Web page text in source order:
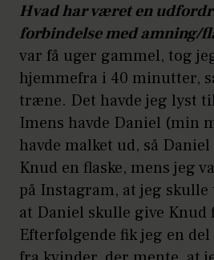
Hvad har været en
forbindelse med amning/
var få uger gammel, tog
hjemmefra i 40 minutter,
træne. Det havde jeg lyst
Imens havde Daniel (min
havde malket ud, så
Knud en flaske, mens jeg
på Instagram, at jeg
at Daniel skulle give Knud
Efterfølgende fik jeg en